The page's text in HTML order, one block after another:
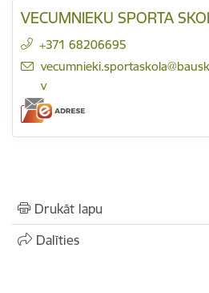
VECUMNIEKU SPORTA
+371 68206695
E-pasts:
v
Drukāt lapu
Dalīties